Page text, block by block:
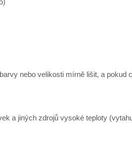
nebo velikosti mírně lišit, a pokud
a jiných zdrojů vysoké teploty